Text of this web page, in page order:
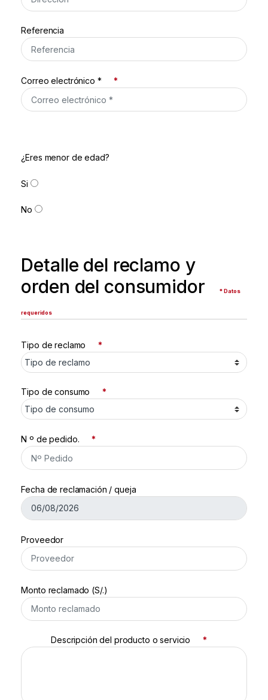
Referencia
Correo electrónico * *
¿Eres menor de edad?
Si
No
Detalle del reclamo y
orden del consumidor
* Datos
requeridos
Tipo de reclamo *
Tipo de consumo *
N º de pedido. *
Fecha de reclamación / queja
Proveedor
Monto reclamado (S/.)
Descripción del producto o servicio *